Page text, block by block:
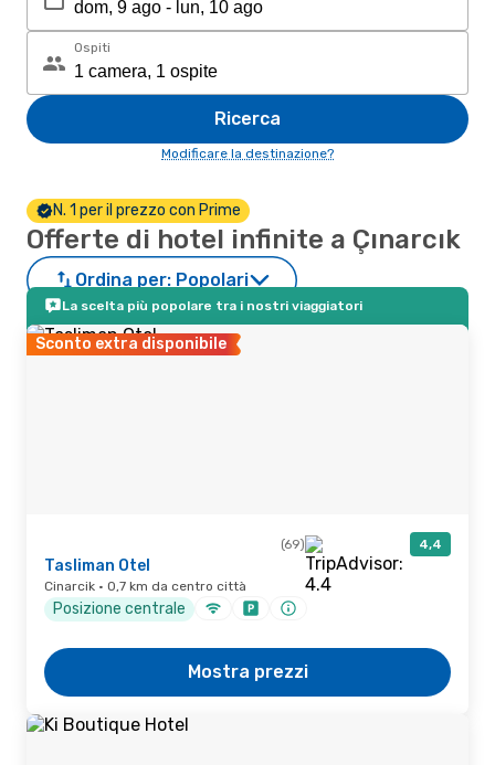
Ospiti
Ricerca
Modificare la destinazione?
N. 1 per il prezzo con Prime
Offerte di hotel infinite a Çınarcık
Ordina per: Popolari
La scelta più popolare tra i nostri viaggiatori
Sconto extra disponibile
(69) 4,4
Tasliman Otel
Cinarcik · 0,7 km da centro città
Posizione centrale
Mostra prezzi